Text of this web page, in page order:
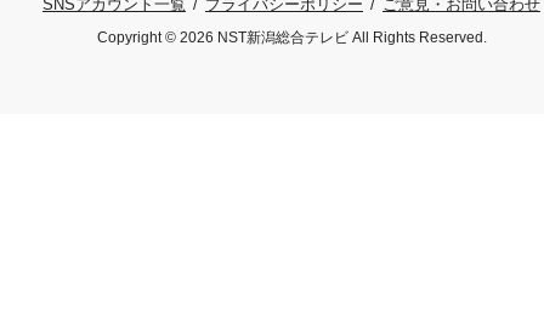
SNSアカウント一覧 プライバシーポリシー ご意見・お問い合わせ
Copyright © 2026 NST新潟総合テレビ All Rights Reserved.